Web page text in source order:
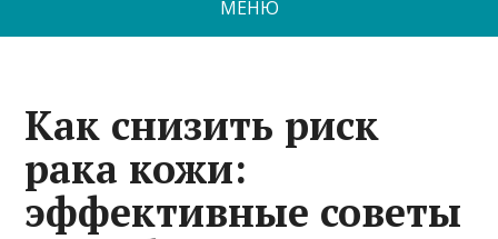
МЕНЮ
Как снизить риск
рака кожи:
эффективные советы